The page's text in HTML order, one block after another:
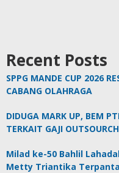
Recent Posts
SPPG MANDE CUP 2026
CABANG OLAHRAGA
DIDUGA MARK UP, BEM
TERKAIT GAJI
Milad ke-50 Bahlil
Metty Triantika